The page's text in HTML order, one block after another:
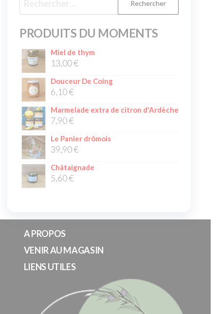
PRODUITS DU MOMENTS
Miel de thym
13,00€
Douceur De Coing
6,10€
Marmelade extra de citron d'Ardèche
7,90€
Le Panier drômois
39,90€
Châtaignade
5,60€
A PROPOS
VENIR AU MAGASIN
LIENS UTILES